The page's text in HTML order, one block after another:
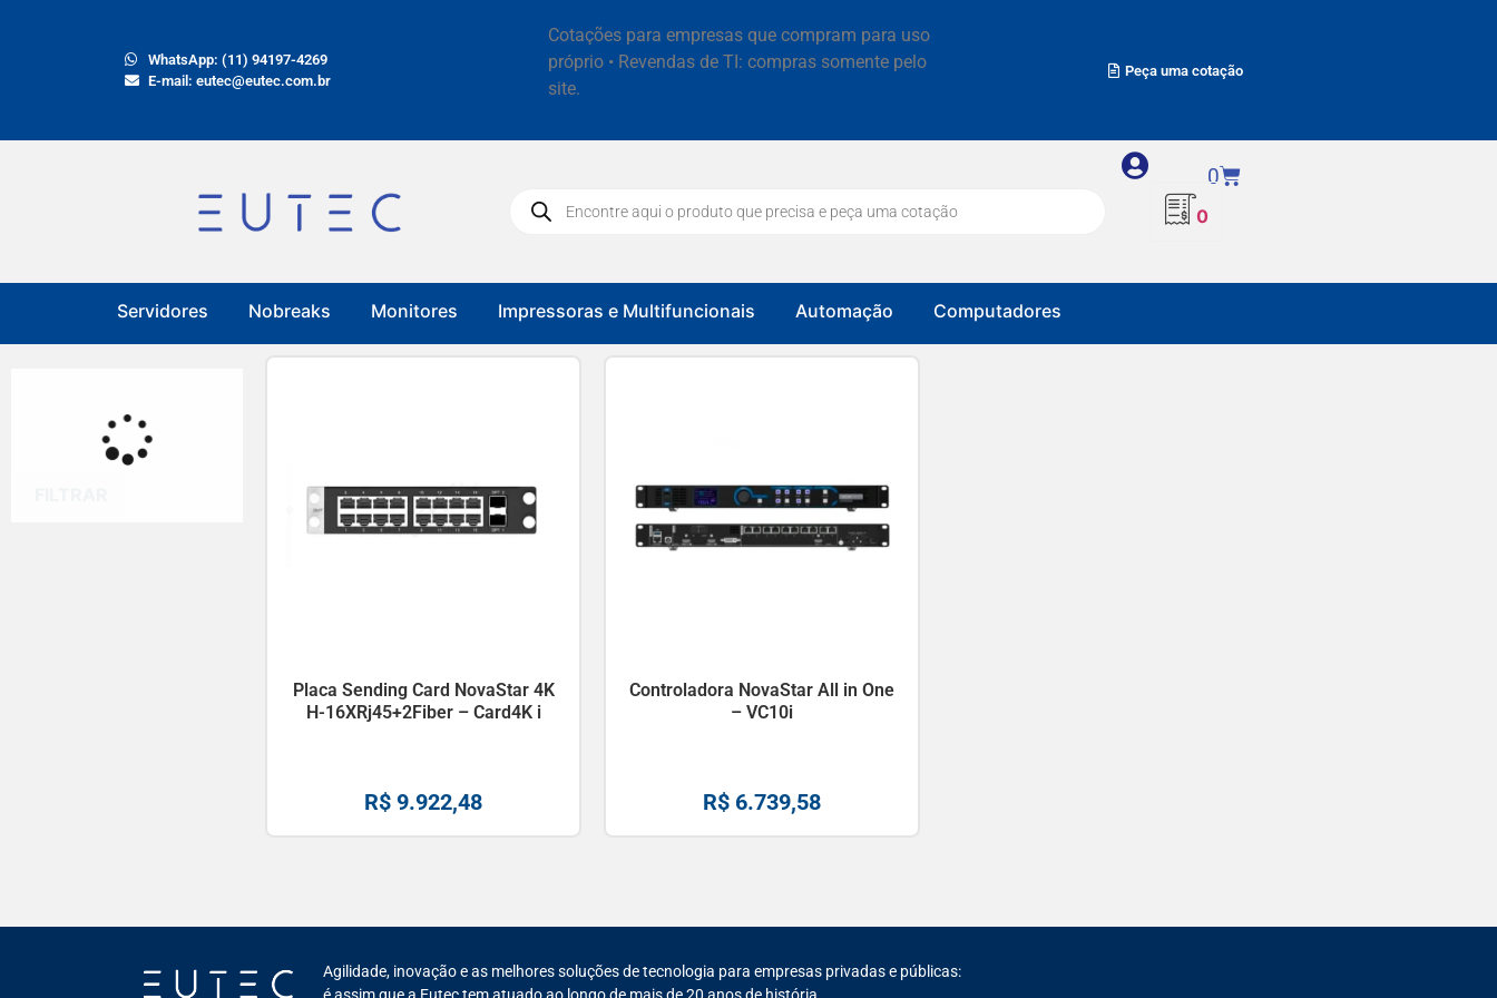
WhatsApp: (11) 94197-4269
E-mail: eutec@eutec.com.br
Cotações para empresas que compram para uso
próprio • Revendas de TI: compras somente pelo
site.
Peça uma cotação
0
0
Servidores Nobreaks Monitores Impressoras e Multifuncionais Automação Computadores
Placa Sending Card NovaStar 4K
H-16XRj45+2Fiber – Card4K i
R$ 9.922,48
Controladora NovaStar All in One
– VC10i
R$ 6.739,58
Agilidade, inovação e as melhores soluções de tecnologia para empresas privadas e públicas: